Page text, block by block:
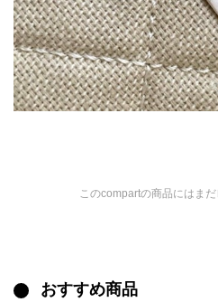
このcompartの商品にはま
おすすめ商品